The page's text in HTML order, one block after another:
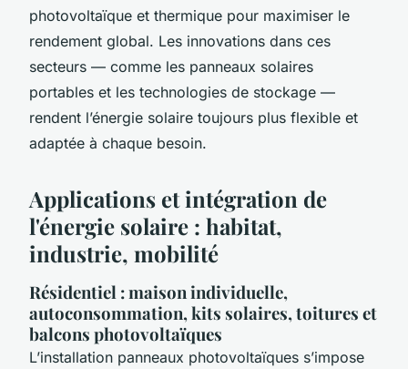
photovoltaïque et thermique pour maximiser le
rendement global. Les innovations dans ces
secteurs — comme les panneaux solaires
portables et les technologies de stockage —
rendent l’énergie solaire toujours plus flexible et
adaptée à chaque besoin.
Applications et intégration de
l'énergie solaire : habitat,
industrie, mobilité
Résidentiel : maison individuelle,
autoconsommation, kits solaires, toitures et
balcons photovoltaïques
L’installation panneaux photovoltaïques s’impose